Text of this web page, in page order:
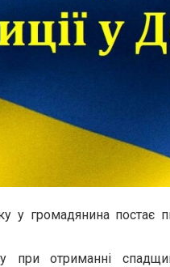
у громадянина постає
при отриманні